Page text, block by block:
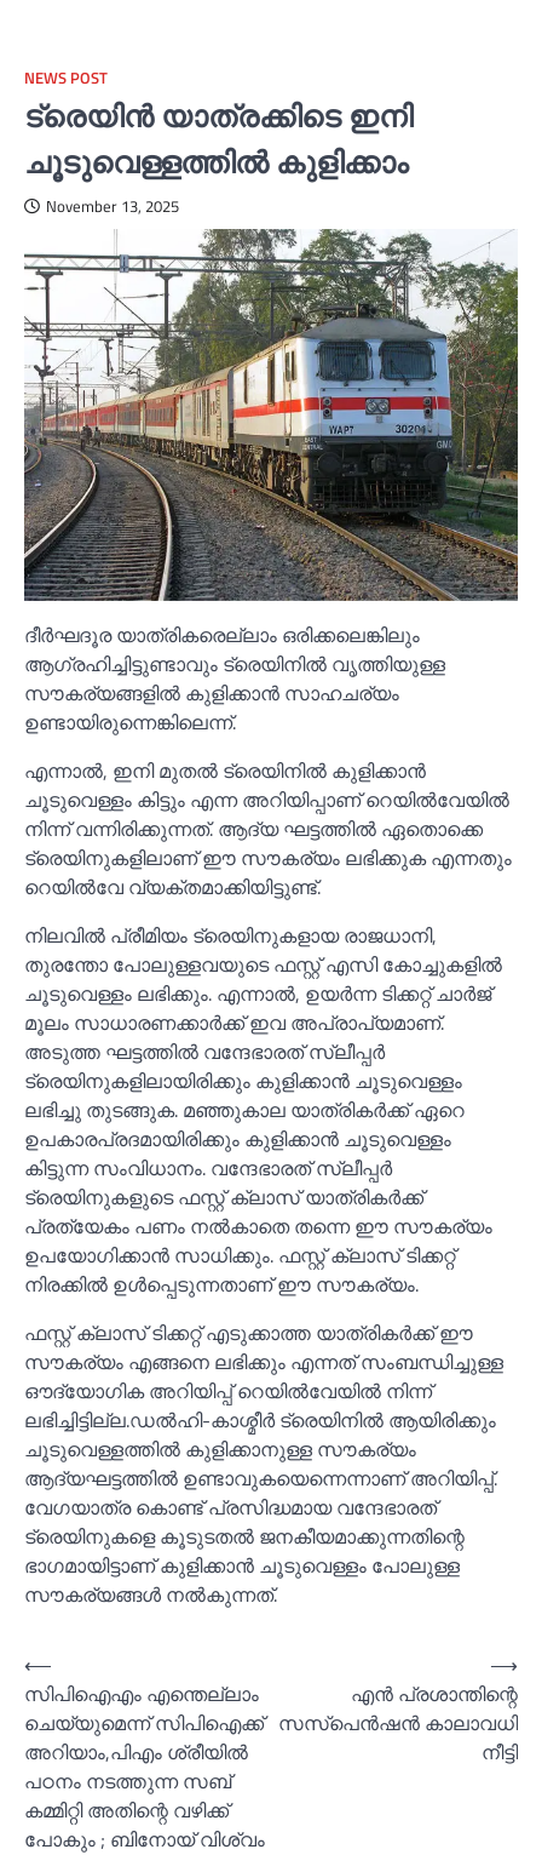
NEWS POST
ട്രെയിൻ യാത്രക്കിടെ ഇനി
ചൂടുവെള്ളത്തില്‍ കുളിക്കാം
November 13, 2025
ദീർഘദൂര യാത്രികരെല്ലാം ഒരിക്കലെങ്കിലും
ആഗ്രഹിച്ചിട്ടുണ്ടാവും ട്രെയിനില്‍ വൃത്തിയുള്ള
സൗകര്യങ്ങളില്‍ കുളിക്കാൻ സാഹചര്യം
ഉണ്ടായിരുന്നെങ്കിലെന്ന്.
എന്നാല്‍, ഇനി മുതല്‍ ട്രെയിനില്‍ കുളിക്കാൻ
ചൂടുവെള്ളം കിട്ടും എന്ന അറിയിപ്പാണ് റെയില്‍വേയില്‍
നിന്ന് വന്നിരിക്കുന്നത്. ആദ്യ ഘട്ടത്തില്‍ ഏതൊക്കെ
ട്രെയിനുകളിലാണ് ഈ സൗകര്യം ലഭിക്കുക എന്നതും
റെയില്‍വേ വ്യക്തമാക്കിയിട്ടുണ്ട്.
നിലവില്‍ പ്രീമിയം ട്രെയിനുകളായ രാജധാനി,
തുരന്തോ പോലുള്ളവയുടെ ഫസ്റ്റ് എസി കോച്ചുകളില്‍
ചൂടുവെള്ളം ലഭിക്കും. എന്നാല്‍, ഉയർന്ന ടിക്കറ്റ് ചാർജ്
മൂലം സാധാരണക്കാർക്ക് ഇവ അപ്രാപ്യമാണ്.
അടുത്ത ഘട്ടത്തില്‍ വന്ദേഭാരത് സ്ലീപ്പർ
ട്രെയിനുകളിലായിരിക്കും കുളിക്കാൻ ചൂടുവെള്ളം
ലഭിച്ചു തുടങ്ങുക. മഞ്ഞുകാല യാത്രികർക്ക് ഏറെ
ഉപകാരപ്രദമായിരിക്കും കുളിക്കാൻ ചൂടുവെള്ളം
കിട്ടുന്ന സംവിധാനം. വന്ദേഭാരത് സ്ലീപ്പർ
ട്രെയിനുകളുടെ ഫസ്റ്റ് ക്ലാസ് യാത്രികർക്ക്
പ്രത്യേകം പണം നല്‍കാതെ തന്നെ ഈ സൗകര്യം
ഉപയോഗിക്കാൻ സാധിക്കും. ഫസ്റ്റ് ക്ലാസ് ടിക്കറ്റ്
നിരക്കില്‍ ഉള്‍പ്പെടുന്നതാണ് ഈ സൗകര്യം.
ഫസ്റ്റ് ക്ലാസ് ടിക്കറ്റ് എടുക്കാത്ത യാത്രികർക്ക് ഈ
സൗകര്യം എങ്ങനെ ലഭിക്കും എന്നത് സംബന്ധിച്ചുള്ള
ഔദ്യോഗിക അറിയിപ്പ് റെയില്‍വേയില്‍ നിന്ന്
ലഭിച്ചിട്ടില്ല.ഡല്‍ഹി-കാശ്മീർ ട്രെയിനില്‍ ആയിരിക്കും
ചൂടുവെള്ളത്തില്‍ കുളിക്കാനുള്ള സൗകര്യം
ആദ്യഘട്ടത്തില്‍ ഉണ്ടാവുകയെന്നെന്നാണ് അറിയിപ്പ്.
വേഗയാത്ര കൊണ്ട് പ്രസിദ്ധമായ വന്ദേഭാരത്
ട്രെയിനുകളെ കൂടുടതല്‍ ജനകീയമാക്കുന്നതിന്റെ
ഭാഗമായിട്ടാണ് കുളിക്കാൻ ചൂടുവെള്ളം പോലുള്ള
സൗകര്യങ്ങള്‍ നല്‍കുന്നത്.
Post
navigation
⟵
സിപിഐഎം എന്തെല്ലാം
ചെയ്യുമെന്ന് സിപിഐക്ക്
അറിയാം,പിഎം ശ്രീയില്‍
പഠനം നടത്തുന്ന സബ്
കമ്മിറ്റി അതിന്റെ വഴിക്ക്
പോകും ; ബിനോയ് വിശ്വം
എന്‍ പ്രശാന്തിന്റെ
സസ്പെന്‍ഷന്‍ കാലാവധി
നീട്ടി
⟶